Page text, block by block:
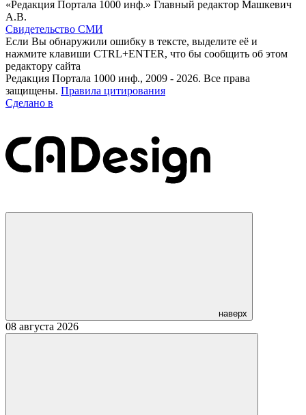
«Редакция Портала 1000 инф.» Главный редактор Машкевич
А.В.
Свидетельство СМИ
Если Вы обнаружили ошибку в тексте, выделите её и
нажмите клавиши CTRL+ENTER, что бы сообщить об этом
редактору сайта
Редакция Портала 1000 инф., 2009 - 2026. Все права
защищены. Правила цитирования
Сделано в
наверх
08 августа 2026